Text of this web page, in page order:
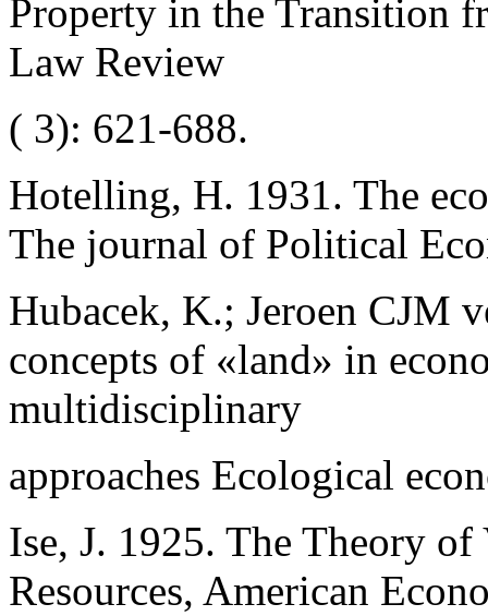
Property in the Transition
Law Review
( 3): 621-688.
Hotelling, H. 1931. The
The journal of Political
Hubacek, K.; Jeroen CJM
concepts of «land» in
multidisciplinary
approaches Ecological
Ise, J. 1925. The Theory
Resources, American